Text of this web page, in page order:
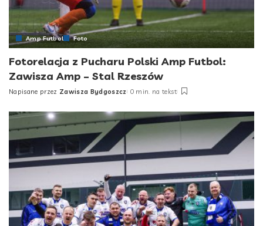
Amp Futbol Foto
Fotorelacja z Pucharu Polski Amp Futbol:
Zawisza Amp – Stal Rzeszów
Posted
Napisane przez Zawisza Bydgoszcz 0 min. na tekst